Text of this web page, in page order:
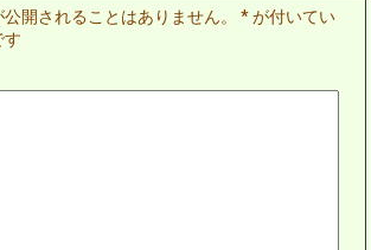
開されることはありません。 *が付いてい
す